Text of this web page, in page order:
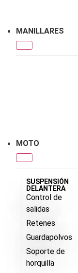
MANILLARES
MOTO
SUSPENSIÓN
DELANTERA
Control de
salidas
Retenes
Guardapolvos
Soporte de
horquilla